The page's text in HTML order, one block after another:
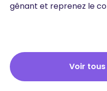
gênant et reprenez le
Voir